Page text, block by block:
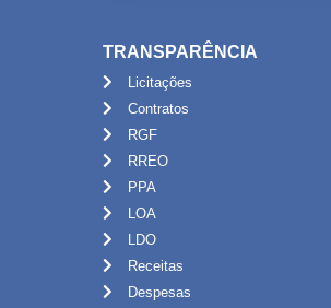
TRANSPARÊNCIA
Licitações
Contratos
RGF
RREO
PPA
LOA
LDO
Receitas
Despesas